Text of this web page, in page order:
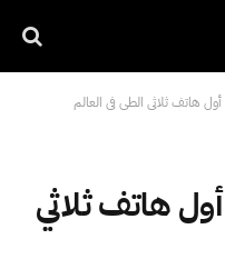
Huawei Mate XT أول هاتف ثلاثي